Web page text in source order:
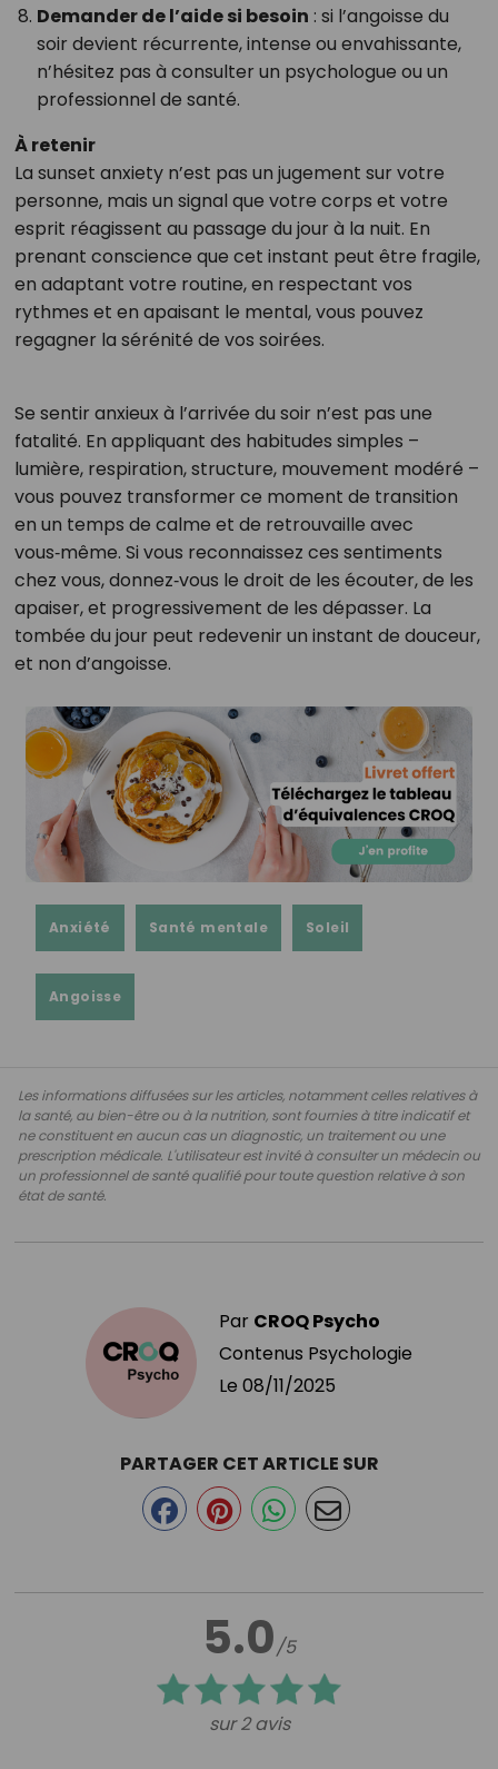
Demander de l’aide si besoin : si l’angoisse du
soir devient récurrente, intense ou envahissante,
n’hésitez pas à consulter un psychologue ou un
professionnel de santé.
À retenir
La sunset anxiety n’est pas un jugement sur votre
personne, mais un signal que votre corps et votre
esprit réagissent au passage du jour à la nuit. En
prenant conscience que cet instant peut être fragile,
en adaptant votre routine, en respectant vos
rythmes et en apaisant le mental, vous pouvez
regagner la sérénité de vos soirées.
Se sentir anxieux à l’arrivée du soir n’est pas une
fatalité. En appliquant des habitudes simples –
lumière, respiration, structure, mouvement modéré –
vous pouvez transformer ce moment de transition
en un temps de calme et de retrouvaille avec
vous‑même. Si vous reconnaissez ces sentiments
chez vous, donnez‑vous le droit de les écouter, de les
apaiser, et progressivement de les dépasser. La
tombée du jour peut redevenir un instant de douceur,
et non d’angoisse.
Anxiété Santé mentale Soleil
Angoisse
Les informations diffusées sur les articles, notamment celles relatives à
la santé, au bien-être ou à la nutrition, sont fournies à titre indicatif et
ne constituent en aucun cas un diagnostic, un traitement ou une
prescription médicale. L'utilisateur est invité à consulter un médecin ou
un professionnel de santé qualifié pour toute question relative à son
état de santé.
Par CROQ Psycho
Contenus Psychologie
Le 08/11/2025
5.0/5
sur 2 avis
PARTAGER CET ARTICLE SUR